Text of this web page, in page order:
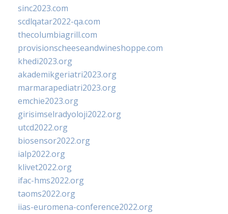
sinc2023.com
scdlqatar2022-qa.com
thecolumbiagrill.com
provisionscheeseandwineshoppe.com
khedi2023.org
akademikgeriatri2023.org
marmarapediatri2023.org
emchie2023.org
girisimselradyoloji2022.org
utcd2022.org
biosensor2022.org
ialp2022.org
klivet2022.org
ifac-hms2022.org
taoms2022.org
iias-euromena-conference2022.org